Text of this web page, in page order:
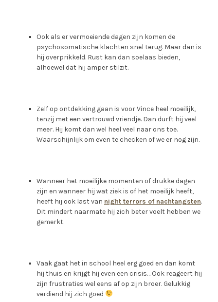
Ook als er vermoeiende dagen zijn komen de
psychosomatische klachten snel terug. Maar dan is
hij overprikkeld. Rust kan dan soelaas bieden,
alhoewel dat hij amper stilzit.
Zelf op ontdekking gaan is voor Vince heel moeilijk,
tenzij met een vertrouwd vriendje. Dan durft hij veel
meer. Hij komt dan wel heel veel naar ons toe.
Waarschijnlijk om even te checken of we er nog zijn.
Wanneer het moeilijke momenten of drukke dagen
zijn en wanneer hij wat ziek is of het moeilijk heeft,
heeft hij ook last van night terrors of nachtangsten.
Dit mindert naarmate hij zich beter voelt hebben we
gemerkt.
Vaak gaat het in school heel erg goed en dan komt
hij thuis en krijgt hij even een crisis… Ook reageert hij
zijn frustraties wel eens af op zijn broer. Gelukkig
verdiend hij zich goed